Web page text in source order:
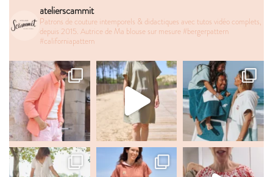
atelierscammit
Patrons de couture intemporels & didactiques avec tutos vidéo complets,
depuis 2015. Autrice de Ma blouse sur mesure #bergerpattern
#californiapattern